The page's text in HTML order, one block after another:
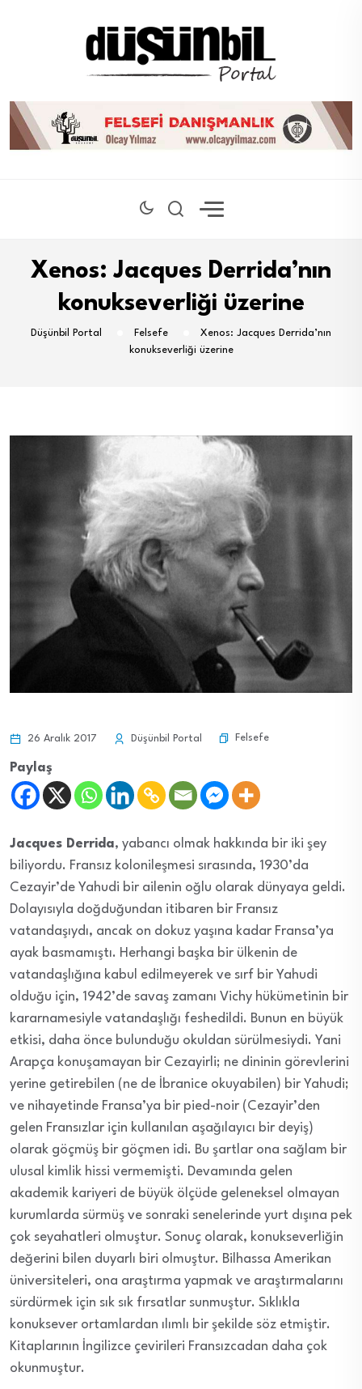
Xenos: Jacques Derrida’nın
konukseverliği üzerine
Düşünbil Portal Felsefe
Xenos: Jacques Derrida’nın
konukseverliği üzerine
26 Aralık 2017 Düşünbil Portal Felsefe
Paylaş
Jacques Derrida, yabancı olmak hakkında bir iki şey
biliyordu. Fransız kolonileşmesi sırasında, 1930’da
Cezayir’de Yahudi bir ailenin oğlu olarak dünyaya geldi.
Dolayısıyla doğduğundan itibaren bir Fransız
vatandaşıydı, ancak on dokuz yaşına kadar Fransa’ya
ayak basmamıştı. Herhangi başka bir ülkenin de
vatandaşlığına kabul edilmeyerek ve sırf bir Yahudi
olduğu için, 1942’de savaş zamanı Vichy hükümetinin bir
kararnamesiyle vatandaşlığı feshedildi. Bunun en büyük
etkisi, daha önce bulunduğu okuldan sürülmesiydi. Yani
Arapça konuşamayan bir Cezayirli; ne dininin görevlerini
yerine getirebilen (ne de İbranice okuyabilen) bir Yahudi;
ve nihayetinde Fransa’ya bir pied-noir (Cezayir’den
gelen Fransızlar için kullanılan aşağılayıcı bir deyiş)
olarak göçmüş bir göçmen idi. Bu şartlar ona sağlam bir
ulusal kimlik hissi vermemişti. Devamında gelen
akademik kariyeri de büyük ölçüde geleneksel olmayan
kurumlarda sürmüş ve sonraki senelerinde yurt dışına pek
çok seyahatleri olmuştur. Sonuç olarak, konukseverliğin
değerini bilen duyarlı biri olmuştur. Bilhassa Amerikan
üniversiteleri, ona araştırma yapmak ve araştırmalarını
sürdürmek için sık sık fırsatlar sunmuştur. Sıklıkla
konuksever ortamlardan ılımlı bir şekilde söz etmiştir.
Kitaplarının İngilizce çevirileri Fransızcadan daha çok
okunmuştur.